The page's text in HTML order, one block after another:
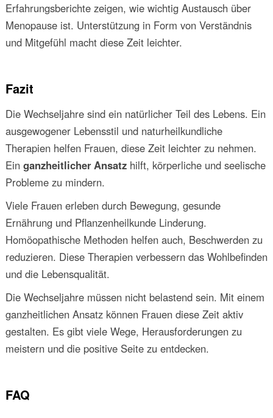
Erfahrungsberichte zeigen, wie wichtig Austausch über
Menopause ist. Unterstützung in Form von Verständnis
und Mitgefühl macht diese Zeit leichter.
Fazit
Die Wechseljahre sind ein natürlicher Teil des Lebens. Ein
ausgewogener Lebensstil und naturheilkundliche
Therapien helfen Frauen, diese Zeit leichter zu nehmen.
Ein ganzheitlicher Ansatzhilft, körperliche und seelische
Probleme zu mindern.
Viele Frauen erleben durch Bewegung, gesunde
Ernährung und Pflanzenheilkunde Linderung.
Homöopathische Methoden helfen auch, Beschwerden zu
reduzieren. Diese Therapien verbessern das Wohlbefinden
und die Lebensqualität.
Die Wechseljahre müssen nicht belastend sein. Mit einem
ganzheitlichen Ansatz können Frauen diese Zeit aktiv
gestalten. Es gibt viele Wege, Herausforderungen zu
meistern und die positive Seite zu entdecken.
FAQ